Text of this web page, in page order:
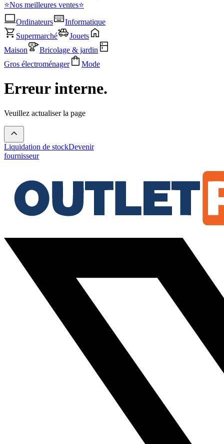
⭐Nos meilleures ventes⭐
Ordinateurs
Informatique
Supermarché
Jouets
Maison
Bricolage & jardin
Gros électroménager
Mode
Erreur interne.
Veuillez actualiser la page
Liquidation de stockDevenir
fournisseur